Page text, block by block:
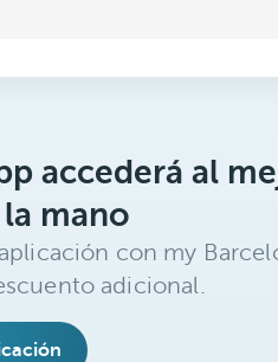
accederá al
mano
con my
adicional.